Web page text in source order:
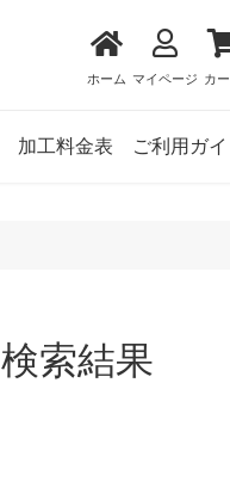
ホーム マイページ カ
加工料金表 ご利用ガイ
索結果